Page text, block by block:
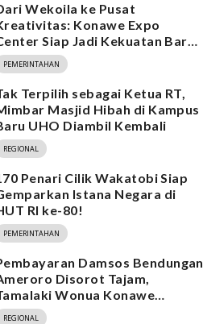
Wekoila ke Pusat
Konawe Expo
Siap Jadi Kekuatan Baru
PEMERINTAHAN
Terpilih sebagai Ketua RT,
Masjid Hibah di Kampus
UHO Diambil Kembali
REGIONAL
Penari Cilik Wakatobi Siap
Istana Negara di
RI ke-80!
PEMERINTAHAN
Damsos Bendungan
Disorot Tajam,
Wonua Konawe
Dugaan Ketidakberesan
REGIONAL